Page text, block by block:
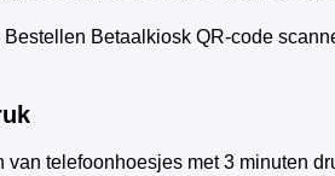
Betaalkiosk QR-code
van telefoonhoesjes met 3 minuten